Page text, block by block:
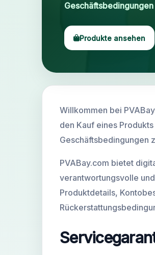
Google Voice
Gmail Konten 2024
Gmail Konten 2023
2FA Gmail Konten
Forwarding Gmail
Neue Gmail Konten
Geschäftsbedingungen
Produkte ansehen
Willkommen bei
den Kauf eines
Geschäftsbedingungen
PVABay.com bietet
verantwortungsvolle
Produktdetails,